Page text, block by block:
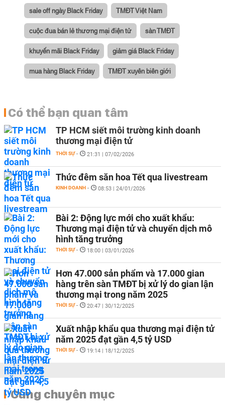
sale off ngày Black Friday TMĐT Việt Nam
cuộc đua bán lẻ thương mại điện tử sàn TMĐT
khuyến mãi Black Friday giảm giá Black Friday
mua hàng Black Friday TMĐT xuyên biên giới
Có thể bạn quan tâm
TP HCM siết môi trường kinh doanh
thương mại điện tử
THỜI SỰ - 21:31 | 07/02/2026
Thức đêm săn hoa Tết qua livestream
KINH DOANH - 08:53 | 24/01/2026
Bài 2: Động lực mới cho xuất khẩu:
Thương mại điện tử và chuyển dịch mô
hình tăng trưởng
THỜI SỰ - 18:00 | 03/01/2026
Hơn 47.000 sản phẩm và 17.000 gian
hàng trên sàn TMĐT bị xử lý do gian lận
thương mại trong năm 2025
THỜI SỰ - 20:47 | 30/12/2025
Xuất nhập khẩu qua thương mại điện tử
năm 2025 đạt gần 4,5 tỷ USD
THỜI SỰ - 19:14 | 18/12/2025
Cùng chuyên mục